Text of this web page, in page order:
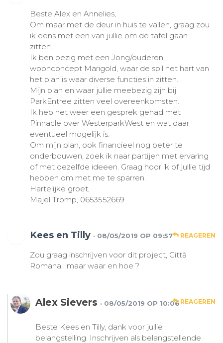
Beste Alex en Annelies,
Om maar met de deur in huis te vallen, graag zou
ik eens met een van jullie om de tafel gaan
zitten.
Ik ben bezig met een Jong/ouderen
woonconcept Marigold, waar de spil het hart van
het plan is waar diverse functies in zitten.
Mijn plan en waar jullie meebezig zijn bij
ParkEntree zitten veel overeenkomsten.
Ik heb net weer een gesprek gehad met
Pinnacle over WesterparkWest en wat daar
eventueel mogelijk is.
Om mijn plan, ook financieel nog beter te
onderbouwen, zoek ik naar partijen met ervaring
of met dezelfde ideeen. Graag hoor ik of jullie tijd
hebben om met me te sparren.
Hartelijke groet,
Majel Tromp, 0653552669
Kees en Tilly · 08/05/2019 OP 09:57
Zou graag inschrijven voor dit project, Città
Romana : maar waar en hoe ?
REAGEREN
Alex Sievers · 08/05/2019 OP 10:06
Beste Kees en Tilly, dank voor jullie
belangstelling. Inschrijven als belangstellende
REAGEREN